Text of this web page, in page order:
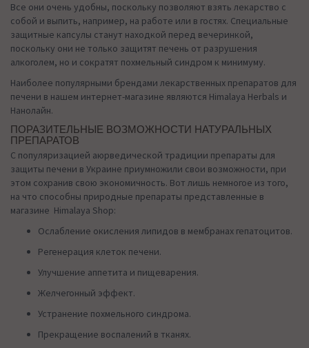
Все они очень удобны, поскольку позволяют взять лекарство с
собой и выпить, например, на работе или в гостях. Специальные
защитные капсулы станут находкой перед вечеринкой,
поскольку они не только защитят печень от разрушения
алкоголем, но и сократят похмельный синдром к минимуму.
Наиболее популярными брендами лекарственных препаратов для
печени в нашем интернет-магазине являются Himalaya Herbals и
Нанолайн.
ПОРАЗИТЕЛЬНЫЕ ВОЗМОЖНОСТИ НАТУРАЛЬНЫХ
ПРЕПАРАТОВ
С популяризацией аюрведической традиции препараты для
защиты печени в Украине приумножили свои возможности, при
этом сохранив свою экономичность. Вот лишь немногое из того,
на что способны природные препараты представленные в
магазине Himalaya Shop:
Ослабление окисления липидов в мембранах гепатоцитов.
Регенерация клеток печени.
Улучшение аппетита и пищеварения.
Желчегонный эффект.
Устранение похмельного синдрома.
Прекращение воспалений в тканях.